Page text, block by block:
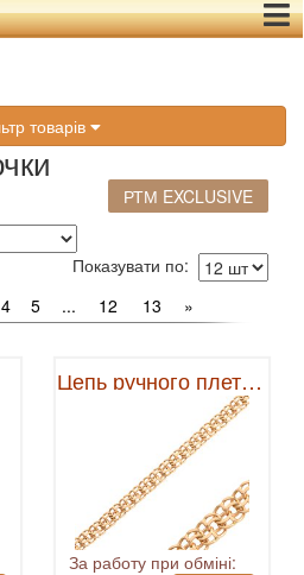
товарів
РТМ EXCLUSIVE
Показувати по:
4 5 ... 12 13 »
Цепь ручного плетения
За работу при обміні: